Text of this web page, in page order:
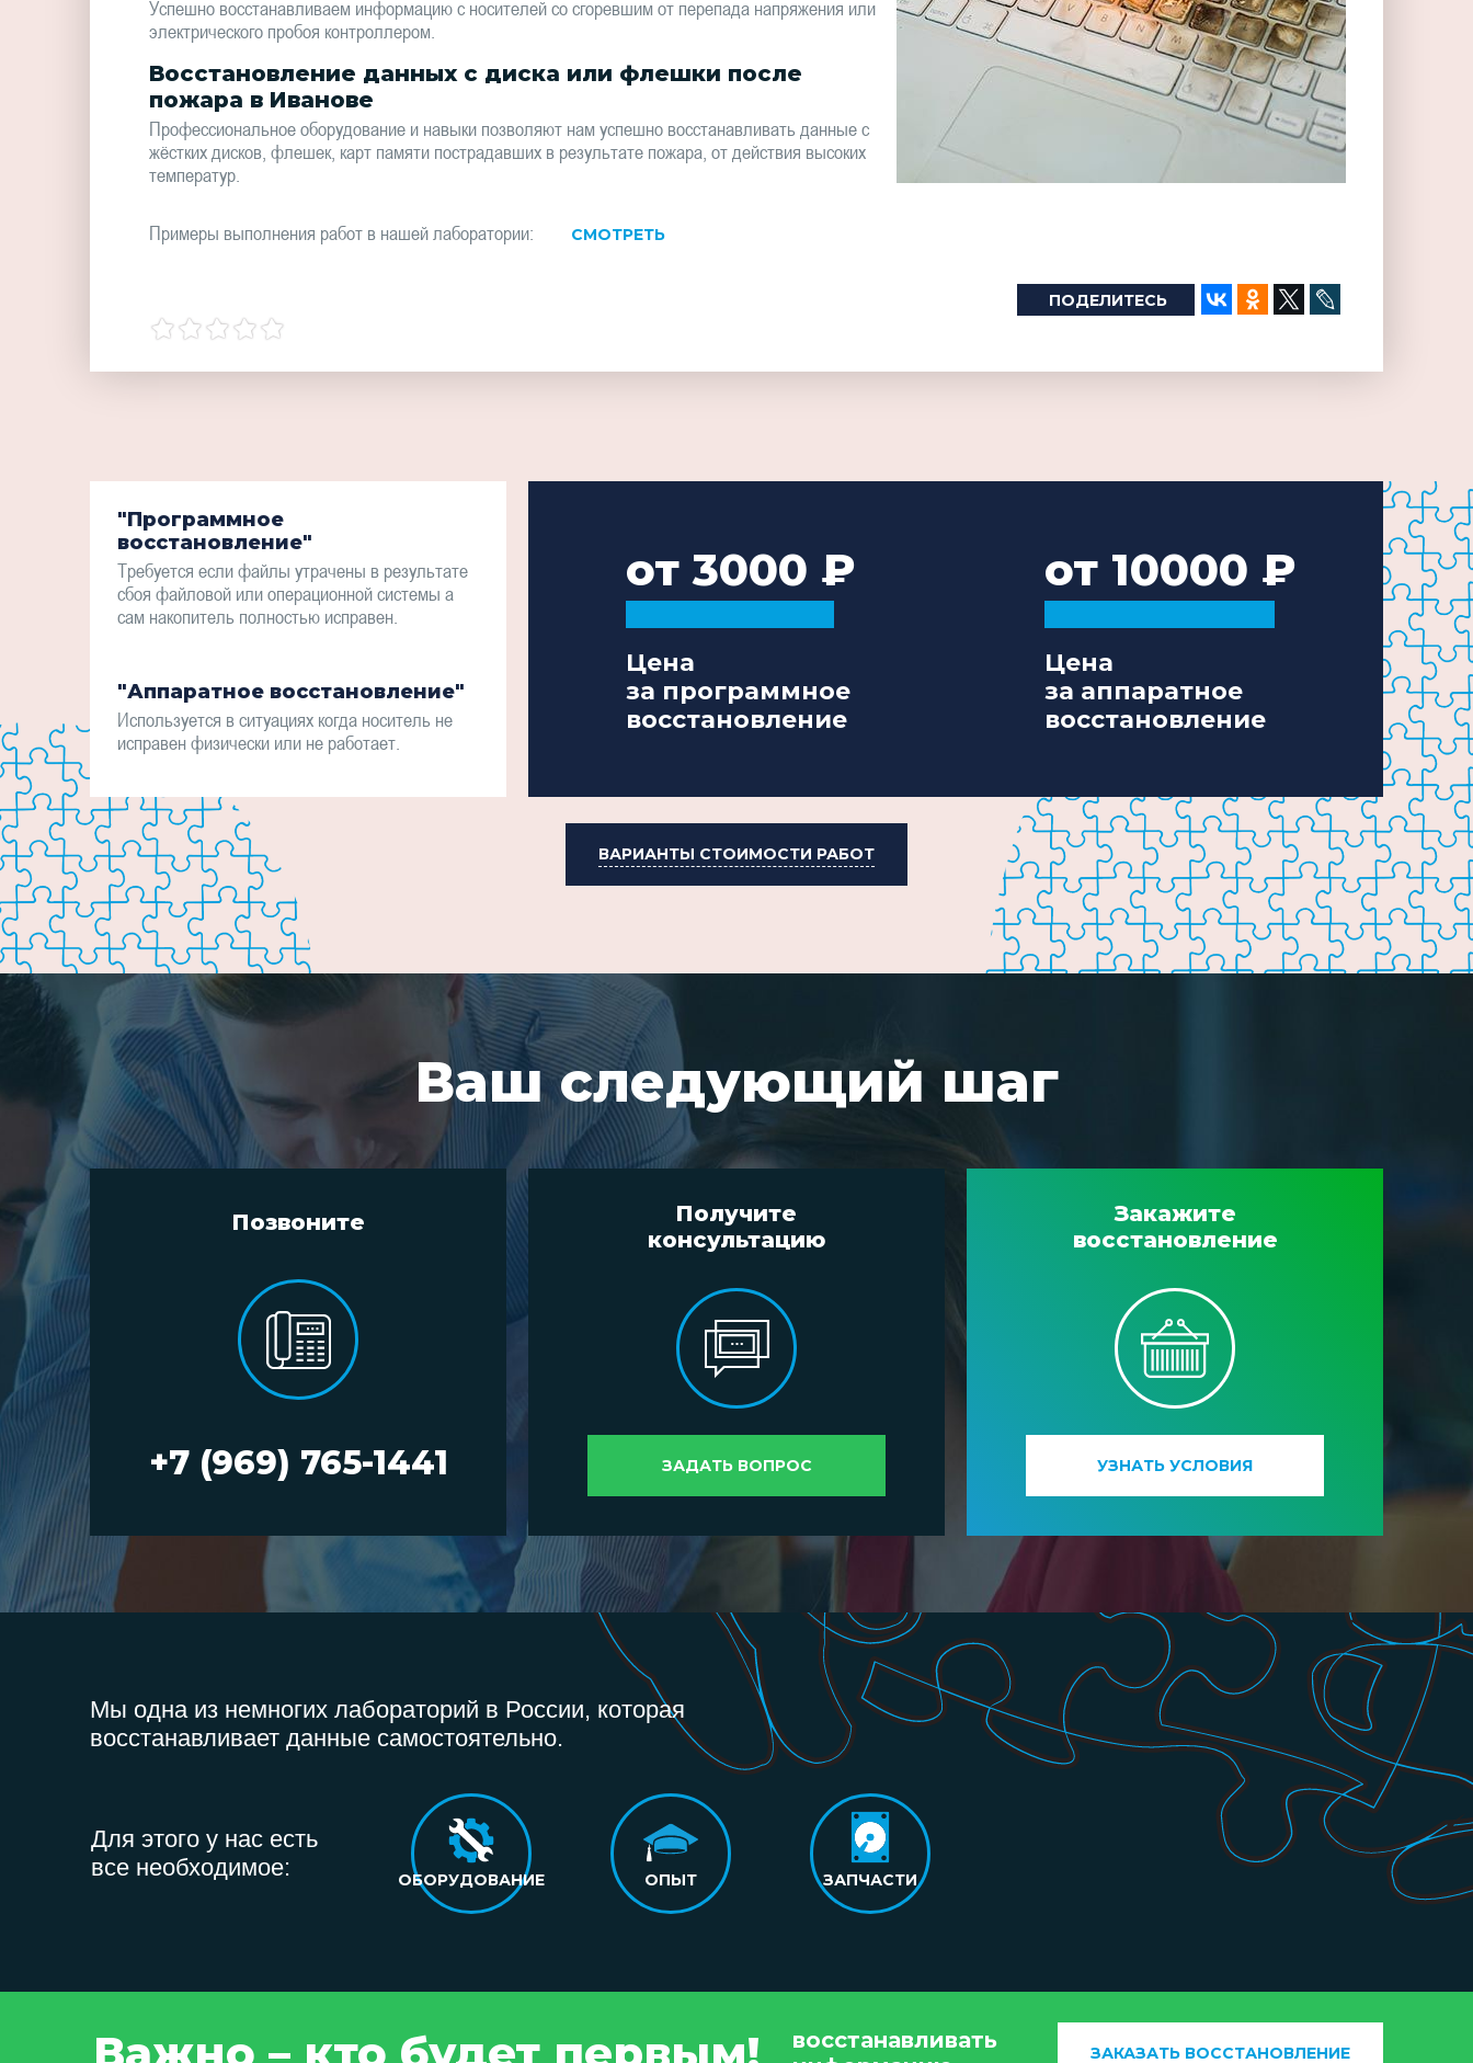
Успешно восстанавливаем информацию с носителей со сгоревшим от перепада напряжения или
электрического пробоя контроллером.
Восстановление данных с диска или флешки после
пожара в Иванове
Профессиональное оборудование и навыки позволяют нам успешно восстанавливать данные с
жёстких дисков, флешек, карт памяти пострадавших в результате пожара, от действия высоких
температур.
Примеры выполнения работ в нашей лаборатории: СМОТРЕТЬ
ПОДЕЛИТЕСЬ
"Программное
восстановление"
Требуется если файлы утрачены в результате
сбоя файловой или операционной системы а
сам накопитель полностью исправен.
"Аппаратное восстановление"
Используется в ситуациях когда носитель не
исправен физически или не работает.
от 3000
Цена
за программное
восстановление
от 10000
Цена
за аппаратное
восстановление
ВАРИАНТЫ СТОИМОСТИ РАБОТ
Ваш следующий шаг
Позвоните
+7 (969) 765-1441
Получите
консультацию
ЗАДАТЬ ВОПРОС
Закажите
восстановление
УЗНАТЬ УСЛОВИЯ
Мы одна из немногих лабораторий в России, которая
восстанавливает данные самостоятельно.
Для этого у нас есть
все необходимое:
ОБОРУДОВАНИЕ ОПЫТ ЗАПЧАСТИ
восстанавливать
ЗАКАЗАТЬ ВОССТАНОВЛЕНИЕ